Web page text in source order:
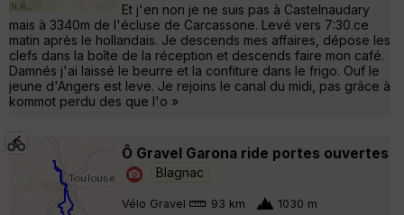
Et j'en non je ne suis pas à Castelnaudary
mais à 3340m de l'écluse de Carcassone. Levé vers 7:30.ce
matin après le hollandais. Je descends mes affaires, dépose les
clefs dans la boîte de la réception et descends faire mon café.
Damnés j'ai laissé le beurre et la confiture dans le frigo. Ouf le
jeune d'Angers est leve. Je rejoins le canal du midi, pas grâce à
kommot perdu des que l'o »
Ô Gravel Garona ride portes ouvertes
Blagnac
Vélo Gravel 93 km 1030 m